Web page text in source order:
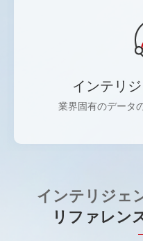
インテリ
業界固有のデータ
インテリジェ
リファレン